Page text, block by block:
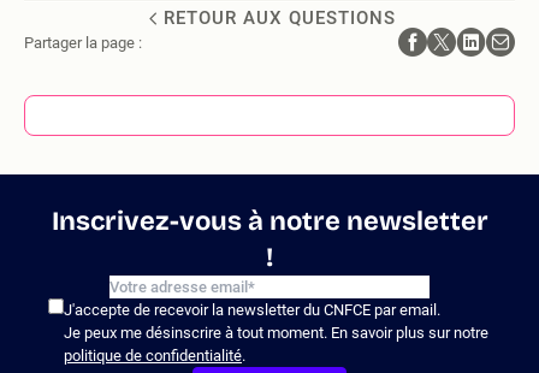
RETOUR AUX QUESTIONS
Partager la page :
Inscrivez-vous à notre newsletter
!
J'accepte de recevoir la newsletter du CNFCE par email.
Je peux me désinscrire à tout moment. En savoir plus sur notre
politique de confidentialité.